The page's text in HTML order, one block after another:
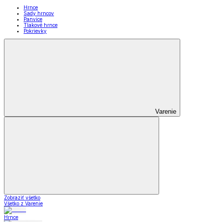
Hrnce
Sady hrncov
Panvice
Tlakové hrnce
Pokrievky
Varenie
Zobraziť všetko
Všetko z Varenie
Hrnce